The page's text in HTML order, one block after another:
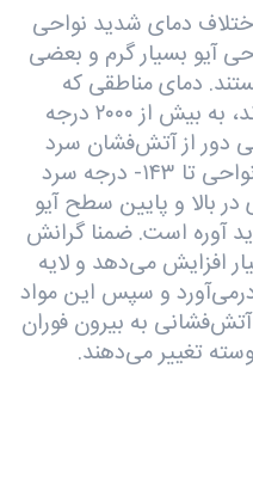
دمای شدید نواحی
آیو بسیار گرم و بعضی
دمای مناطقی که
فعالیت‌های آتش‌فشانی دارند، به بیش از ۲۰۰۰ درجه
دور از آتش‌فشان سرد
هستند و دمای بعضی از آن نواحی تا ۱۴۳- درجه سرد
بالا و پایین سطح آیو
۱۰۰ متری پدید آوره است. ضمنا گرانش
افزایش می‌دهد و لایه
و سپس این مواد
به بیرون فوران
تغییر می‌دهند.